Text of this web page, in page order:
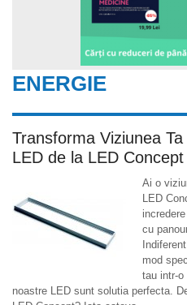
ENERGIE
Transforma Viziunea
LED de la LED Concept
Ai o
LED
cu
mod
tau intr-o
noastre LED sunt solutia perfecta.